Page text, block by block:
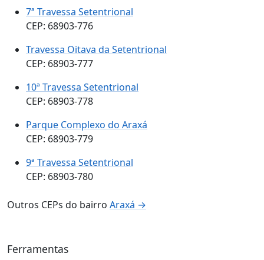
7ª Travessa Setentrional
CEP: 68903-776
Travessa Oitava da Setentrional
CEP: 68903-777
10ª Travessa Setentrional
CEP: 68903-778
Parque Complexo do Araxá
CEP: 68903-779
9ª Travessa Setentrional
CEP: 68903-780
Outros CEPs do bairro Araxá →
Ferramentas